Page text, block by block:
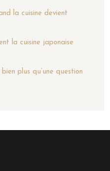
la cuisine devient
la cuisine japonaise
plus qu’une question